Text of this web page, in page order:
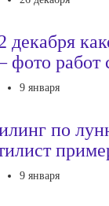
декабря
работ
9 января
по
9 января